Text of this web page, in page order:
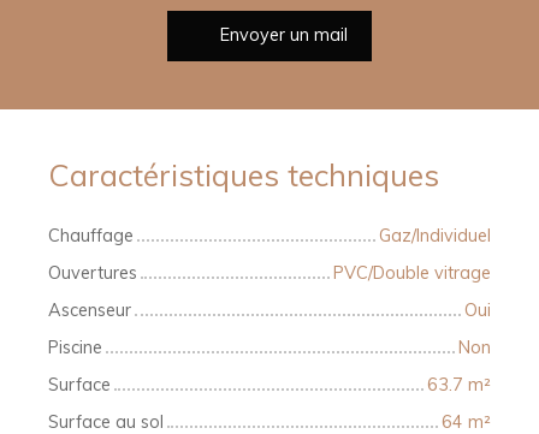
Envoyer un mail
Caractéristiques techniques
Chauffage
Gaz/Individuel
Ouvertures
PVC/Double vitrage
Ascenseur
Oui
Piscine
Non
Surface
63.7 m²
Surface au sol
64 m²